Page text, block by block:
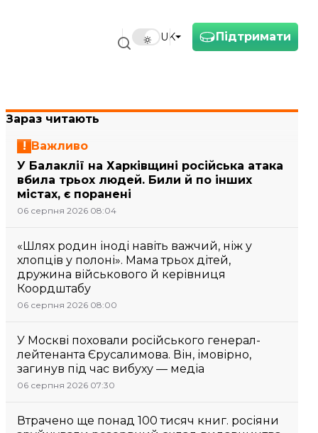
Підтримати
UK
Зараз читають
Важливо
У Балаклії на Харківщині російська атака
вбила трьох людей. Били й по інших
містах, є поранені
06 серпня 2026 08:04
«Шлях родин іноді навіть важчий, ніж у
хлопців у полоні». Мама трьох дітей,
дружина військового й керівниця
Коордштабу
06 серпня 2026 08:00
У Москві поховали російського генерал-
лейтенанта Єрусалимова. Він, імовірно,
загинув під час вибуху — медіа
06 серпня 2026 07:30
Втрачено ще понад 100 тисяч книг. росіяни